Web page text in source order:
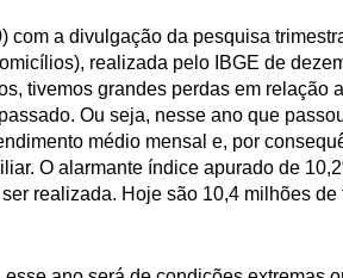
com a divulgação da pesquisa
realizada pelo IBGE de
tivemos grandes perdas em relação
Ou seja, nesse ano que
médio mensal e, por
O alarmante índice apurado de
realizada. Hoje são 10,4 milhões